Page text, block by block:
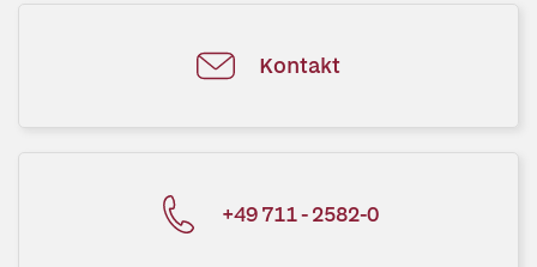
Kontakt
+49 711 - 2582-0